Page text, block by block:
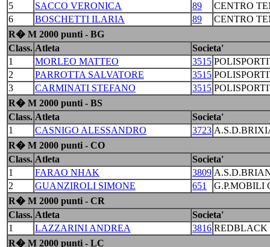
5
SACCO VERONICA 89
CENTRO
6
BOSCHETTI ILARIA 89
CENTRO
R� M 2000 punti - BG
Class. Atleta
Societa'
1
MORLEO MATTEO 3515
2
PARROTTA SALVATORE 3515
3
CARMINATI STEFANO 3515
R� M 2000 punti - BS
Class. Atleta
Societa'
1
CASNIGO ALESSANDRO 3723
R� M 2000 punti - CO
Class. Atleta
Societa'
1
FARAO NHAK 3809
2
GUANZIROLI SIMONE 651
G.P.MOBILI
R� M 2000 punti - CR
Class. Atleta
Societa'
1
LAZZARINI ANDREA 3816 REDBLACK
R� M 2000 punti - LC